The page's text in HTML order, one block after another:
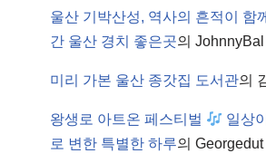
울산 기박산성, 역사의 흔적이 함
간 울산 경치 좋은곳의 JohnnyBal
미리 가본 울산 종갓집 도서관의
왕생로 아트온 페스티벌
일상
로 변한 특별한 하루의 Georgedut